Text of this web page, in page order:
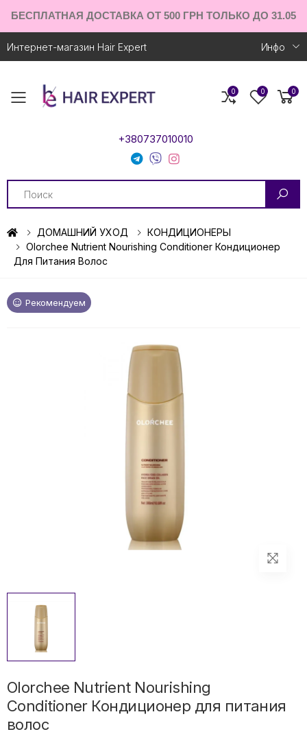
БЕСПЛАТНАЯ ДОСТАВКА ОТ 500 ГРН ТОЛЬКО ДО 31.05
Интернет-магазин Hair Expert Инфо
Toggle mobile menu
+380737010010
Search
0 0 0
ДОМАШНИЙ УХОД
КОНДИЦИОНЕРЫ
Olorchee Nutrient Nourishing Conditioner Кондиционер
Для Питания Волос
Рекомендуем
Olorchee Nutrient Nourishing
Conditioner Кондиционер для питания
волос